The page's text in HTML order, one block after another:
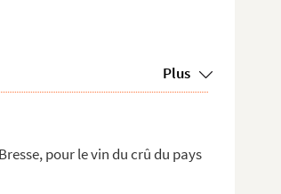
Plus
pour le vin du crû du pays